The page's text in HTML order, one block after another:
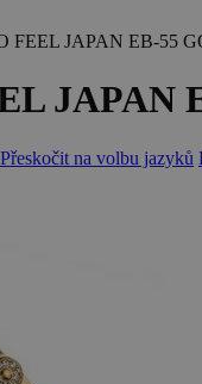
FEEL JAPAN EB-55
JAPAN
Přeskočit na volbu jazyků